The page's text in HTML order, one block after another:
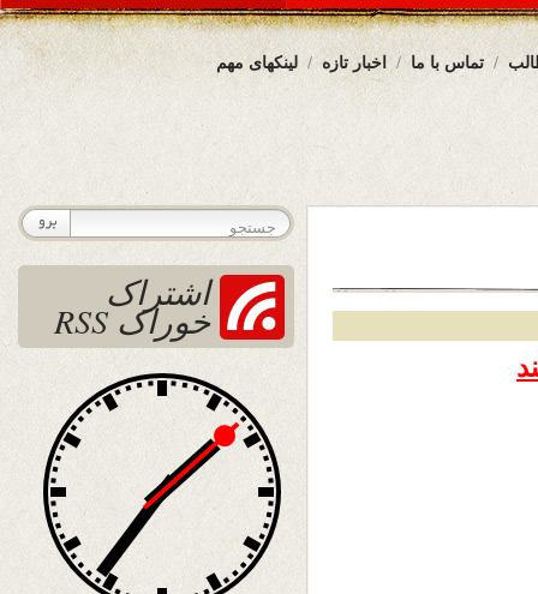
لینکهای مهم اخبار تازه تماس با ما
اشتراک
خوراک RSS